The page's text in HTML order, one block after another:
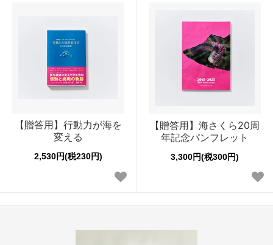
【贈答用】行動力が海を
変える
2,530円(税230円)
【贈答用】海さくら20周
年記念パンフレット
3,300円(税300円)